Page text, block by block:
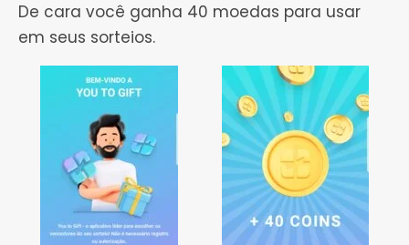
De cara você ganha 40 moedas para usar
em seus sorteios.